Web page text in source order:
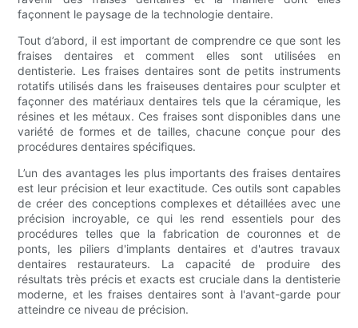
façonnent le paysage de la technologie dentaire.
Tout d’abord, il est important de comprendre ce que sont les
fraises dentaires et comment elles sont utilisées en
dentisterie. Les fraises dentaires sont de petits instruments
rotatifs utilisés dans les fraiseuses dentaires pour sculpter et
façonner des matériaux dentaires tels que la céramique, les
résines et les métaux. Ces fraises sont disponibles dans une
variété de formes et de tailles, chacune conçue pour des
procédures dentaires spécifiques.
L’un des avantages les plus importants des fraises dentaires
est leur précision et leur exactitude. Ces outils sont capables
de créer des conceptions complexes et détaillées avec une
précision incroyable, ce qui les rend essentiels pour des
procédures telles que la fabrication de couronnes et de
ponts, les piliers d'implants dentaires et d'autres travaux
dentaires restaurateurs. La capacité de produire des
résultats très précis et exacts est cruciale dans la dentisterie
moderne, et les fraises dentaires sont à l'avant-garde pour
atteindre ce niveau de précision.